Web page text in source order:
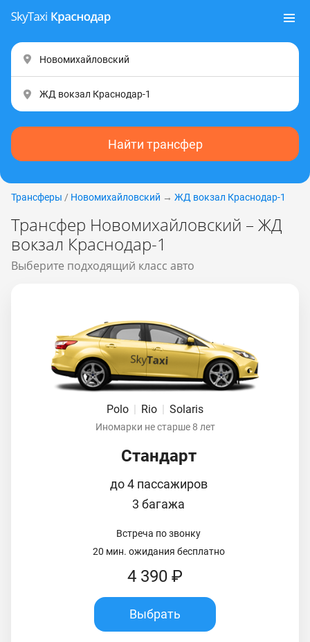
Найти трансфер
Трансферы / Новомихайловский → ЖД вокзал Краснодар-1
Трансфер Новомихайловский – ЖД
вокзал Краснодар-1
Выберите подходящий класс авто
Polo | Rio | Solaris
Иномарки не старше 8 лет
Стандарт
до 4 пассажиров
3 багажа
Встреча по звонку
20 мин. ожидания бесплатно
4 390 ₽
Выбрать